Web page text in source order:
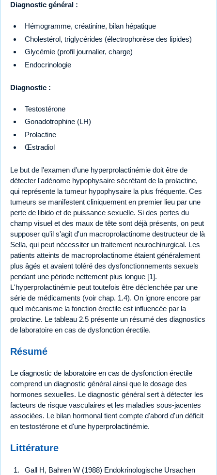
Diagnostic général :
Hémogramme, créatinine, bilan hépatique
Cholestérol, triglycérides (électrophorèse des lipides)
Glycémie (profil journalier, charge)
Endocrinologie
Diagnostic :
Testostérone
Gonadotrophine (LH)
Prolactine
Œstradiol
Le but de l'examen d'une hyperprolactinémie doit être de
détecter l'adénome hypophysaire sécrétant de la prolactine,
qui représente la tumeur hypophysaire la plus fréquente. Ces
tumeurs se manifestent cliniquement en premier lieu par une
perte de libido et de puissance sexuelle. Si des pertes du
champ visuel et des maux de tête sont déjà présents, on peut
supposer qu'il s'agit d'un macroprolactinome destructeur de là
Sella, qui peut nécessiter un traitement neurochirurgical. Les
patients atteints de macroprolactinome étaient généralement
plus âgés et avaient toléré des dysfonctionnements sexuels
pendant une période nettement plus longue [1].
L'hyperprolactinémie peut toutefois être déclenchée par une
série de médicaments (voir chap. 1.4). On ignore encore par
quel mécanisme la fonction érectile est influencée par la
prolactine. Le tableau 2.5 présente un résumé des diagnostics
de laboratoire en cas de dysfonction érectile.
Résumé
Le diagnostic de laboratoire en cas de dysfonction érectile
comprend un diagnostic général ainsi que le dosage des
hormones sexuelles. Le diagnostic général sert à détecter les
facteurs de risque vasculaires et les maladies sous-jacentes
associées. Le bilan hormonal tient compte d'abord d'un déficit
en testostérone et d'une hyperprolactinémie.
Littérature
Gall H, Bahren W (1988) Endokrinologische Ursachen